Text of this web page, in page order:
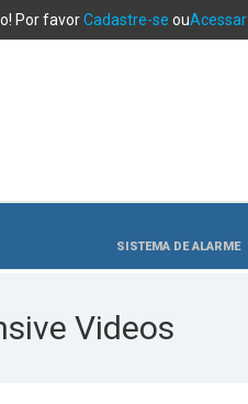
Por favorCadastre-se ouAcessar
SISTEMA DE ALARME
Videos